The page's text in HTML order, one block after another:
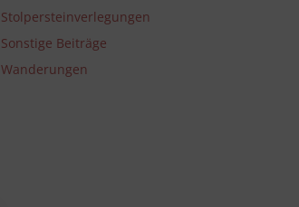
Stolpersteinverlegungen
Sonstige Beiträge
Wanderungen